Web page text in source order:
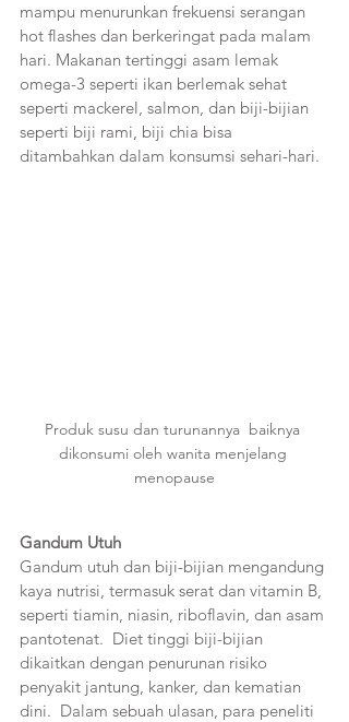
mampu menurunkan frekuensi serangan
hot flashes dan berkeringat pada malam
hari. Makanan tertinggi asam lemak
omega-3 seperti ikan berlemak sehat
seperti mackerel, salmon, dan biji-bijian
seperti biji rami, biji chia bisa
ditambahkan dalam konsumsi sehari-hari.
Produk susu dan turunannya  baiknya
dikonsumi oleh wanita menjelang
menopause
Gandum Utuh
Gandum utuh dan biji-bijian mengandung
kaya nutrisi, termasuk serat dan vitamin B,
seperti tiamin, niasin, riboflavin, dan asam
pantotenat.  Diet tinggi biji-bijian
dikaitkan dengan penurunan risiko
penyakit jantung, kanker, dan kematian
dini.  Dalam sebuah ulasan, para peneliti